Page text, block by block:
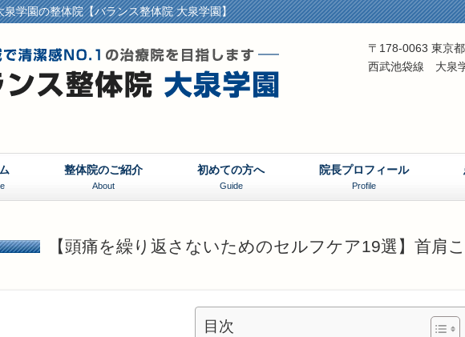
泉学園の整体院【バランス整体院 大泉学園】
〒178-0063 東京
西武池袋線 大泉
整体院のご紹介
About
初めての方へ
Guide
院長プロフィール
Profile
【頭痛を繰り返さないためのセルフケア19選】首肩
目次